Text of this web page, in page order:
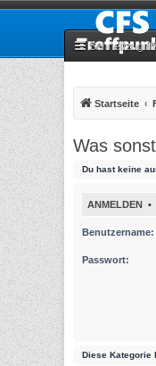
Schnellzugriff
Startseite
Was
Du hast keine
ANMELDEN •
Benutzername:
Passwort:
Diese Kategorie